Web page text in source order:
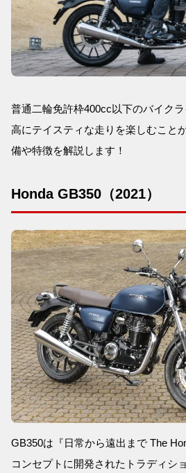
普通二輪免許枠400cc以下のバイク
高にテイスティな走りを楽しむこと
備や特徴を解説します！
Honda GB350（2021）
GB350は『日常から遠出まで The
コンセプトに開発されたトラディシ